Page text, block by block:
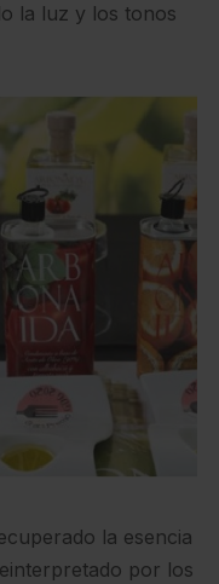
la luz y los tonos
la esencia
por los